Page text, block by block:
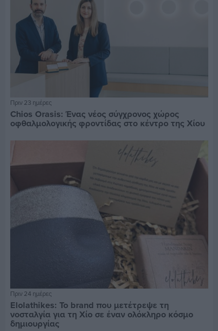
Πριν 23 ημέρες
Chios Orasis: Ένας νέος σύγχρονος χώρος
οφθαλμολογικής φροντίδας στο κέντρο της Χίου
Πριν 24 ημέρες
Elolathikes: Το brand που μετέτρεψε τη
νοσταλγία για τη Χίο σε έναν ολόκληρο κόσμο
δημιουργίας